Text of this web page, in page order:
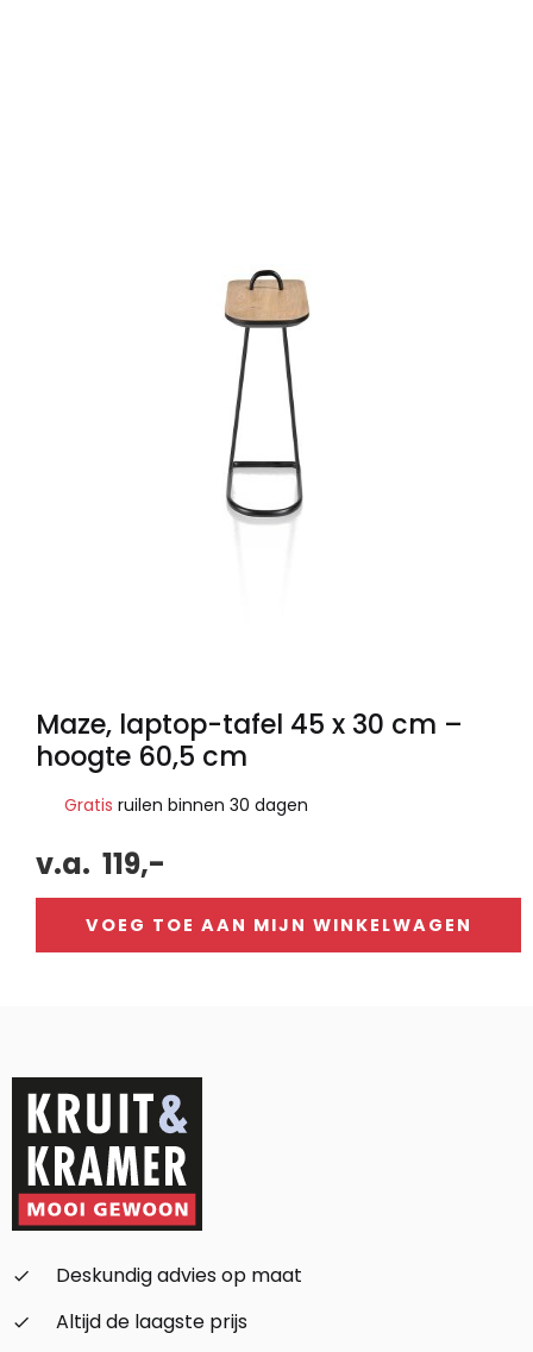
Maze, laptop-tafel 45 x 30 cm –
hoogte 60,5 cm
Gratis ruilen binnen 30 dagen
v.a. 119,-
VOEG TOE AAN MIJN WINKELWAGEN
check_small
Deskundig advies op maat
check_small
Altijd de laagste prijs